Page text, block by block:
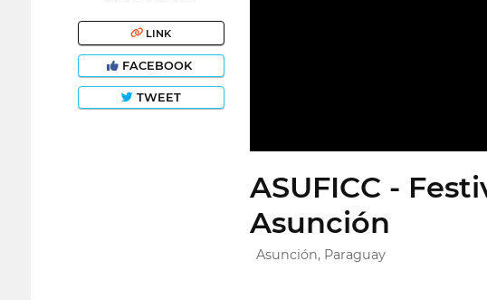
LINK
FACEBOOK
TWEET
ASUFICC -
Asunción
Asunción, Paraguay